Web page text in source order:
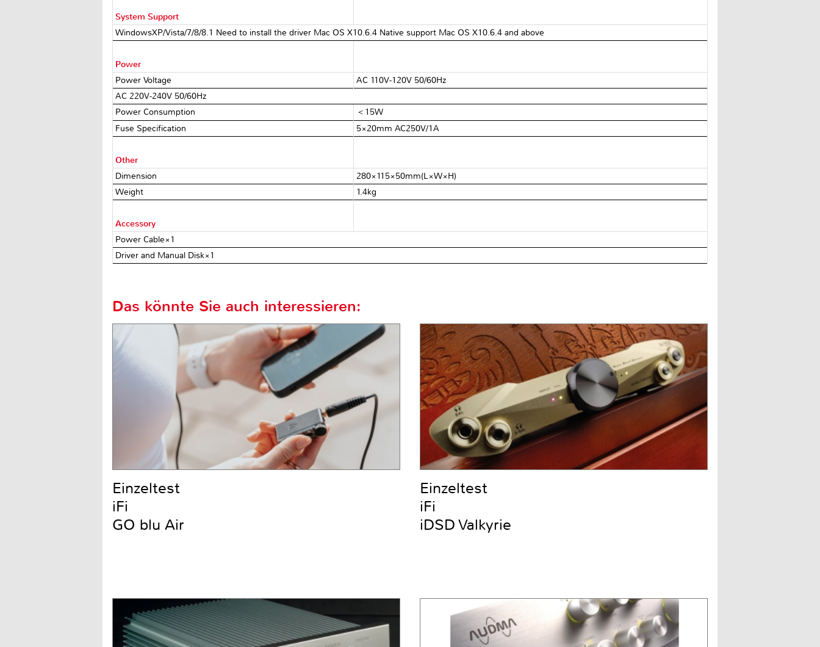
System Support
WindowsXP/Vista/7/8/8.1 Need to install the driver Mac OS X10.6.4 Native support Mac OS X10.6.4 and above
Power
Power Voltage
AC 110V-120V 50/60Hz
AC 220V-240V 50/60Hz
Power Consumption
＜15W
Fuse Specification
5×20mm AC250V/1A
Other
Dimension
280×115×50mm(L×W×H)
Weight
1.4kg
Accessory
Power Cable×1
Driver and Manual Disk×1
Das könnte Sie auch interessieren:
Einzeltest
iFi
GO blu Air
Einzeltest
iFi
iDSD Valkyrie